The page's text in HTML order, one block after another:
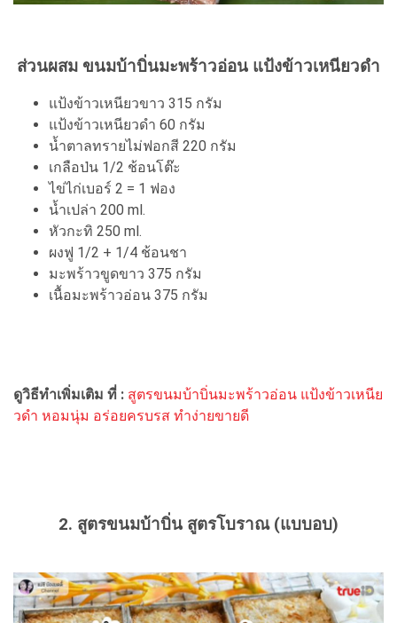
ส่วนผสม ขนมบ้าบิ่นมะพร้าวอ่อน แป้งข้าวเหนียวดำ
แป้งข้าวเหนียวขาว 315 กรัม
แป้งข้าวเหนียวดำ 60 กรัม
น้ำตาลทรายไม่ฟอกสี 220 กรัม
เกลือป่น 1/2 ช้อนโต๊ะ
ไข่ไก่เบอร์ 2 = 1 ฟอง
น้ำเปล่า 200 ml.
หัวกะทิ 250 ml.
ผงฟู 1/2 + 1/4 ช้อนชา
มะพร้าวขูดขาว 375 กรัม
เนื้อมะพร้าวอ่อน 375 กรัม
ดูวิธีทำเพิ่มเติม ที่ : สูตรขนมบ้าบิ่นมะพร้าวอ่อน แป้งข้าวเหนีย
วดำ หอมนุ่ม อร่อยครบรส ทำง่ายขายดี
2. สูตรขนมบ้าบิ่น สูตรโบราณ (แบบอบ)